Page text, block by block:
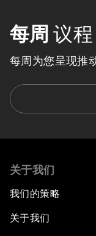
每周 议程
每周为您呈现推
关于我们
我们的策略
关于我们